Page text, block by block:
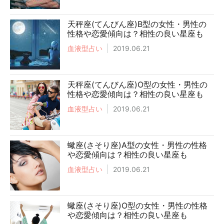
天秤座(てんびん座)B型の女性・男性の
性格や恋愛傾向は？相性の良い星座も
血液型占い 2019.06.21
天秤座(てんびん座)O型の女性・男性の
性格や恋愛傾向は？相性の良い星座も
血液型占い 2019.06.21
蠍座(さそり座)A型の女性・男性の性格
や恋愛傾向は？相性の良い星座も
血液型占い 2019.06.21
蠍座(さそり座)O型の女性・男性の性格
や恋愛傾向は？相性の良い星座も